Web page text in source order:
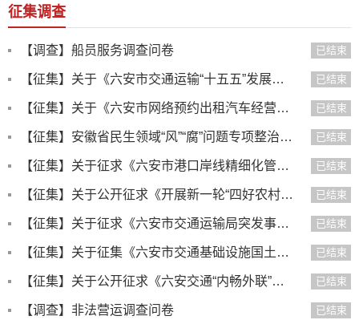
征集调查
【调查】船员服务调查问卷 已结束
【征集】关于《六安市交通运输“十五五”发展规划（征求意见稿）》公开征求意见的公告 已结束
【征集】关于《六安市网络预约出租汽车经营服务管理实施细则（征求意见稿）》公开征求意见的公告 已结束
【征集】安徽省民生领域“风”“腐”问题专项整治问题线索征集公告 已结束
【征集】关于征求《六安市港口岸线精细化管理实施细则（征求意见稿）》意见的公告 已结束
【征集】关于公开征求《开展新一轮“四好农村路”建设行动方案（2024—2027年）》意见的通知 已结束
【征集】关于征求《六安市交通运输局突发事件总体应急预案》（征求意见稿）等16个应急预案意见的通告 已结束
【征集】关于征集《六安市交通基础设施国土空间规划（2021-2035）》（征求意见稿）的公告 已结束
【征集】关于公开征求《六安交通“内畅外联”工程三年行动方案（2023—2025年）》意见的通知 已结束
【调查】非法营运调查问卷 已结束